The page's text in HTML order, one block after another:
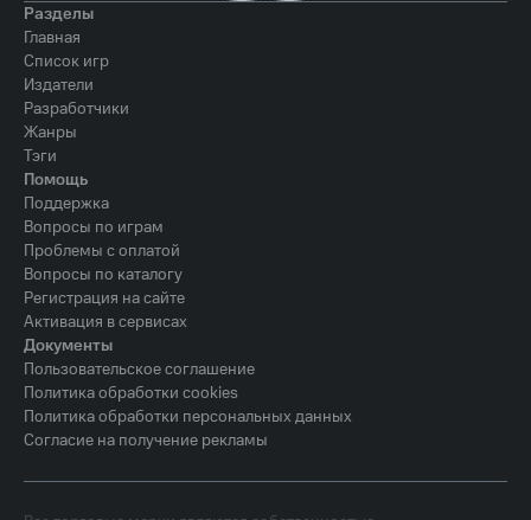
Разделы
Главная
Список игр
Издатели
Разработчики
Жанры
Тэги
Помощь
Поддержка
Вопросы по играм
Проблемы с оплатой
Вопросы по каталогу
Регистрация на сайте
Активация в сервисах
Документы
Пользовательское соглашение
Политика обработки cookies
Политика обработки персональных данных
Согласие на получение рекламы